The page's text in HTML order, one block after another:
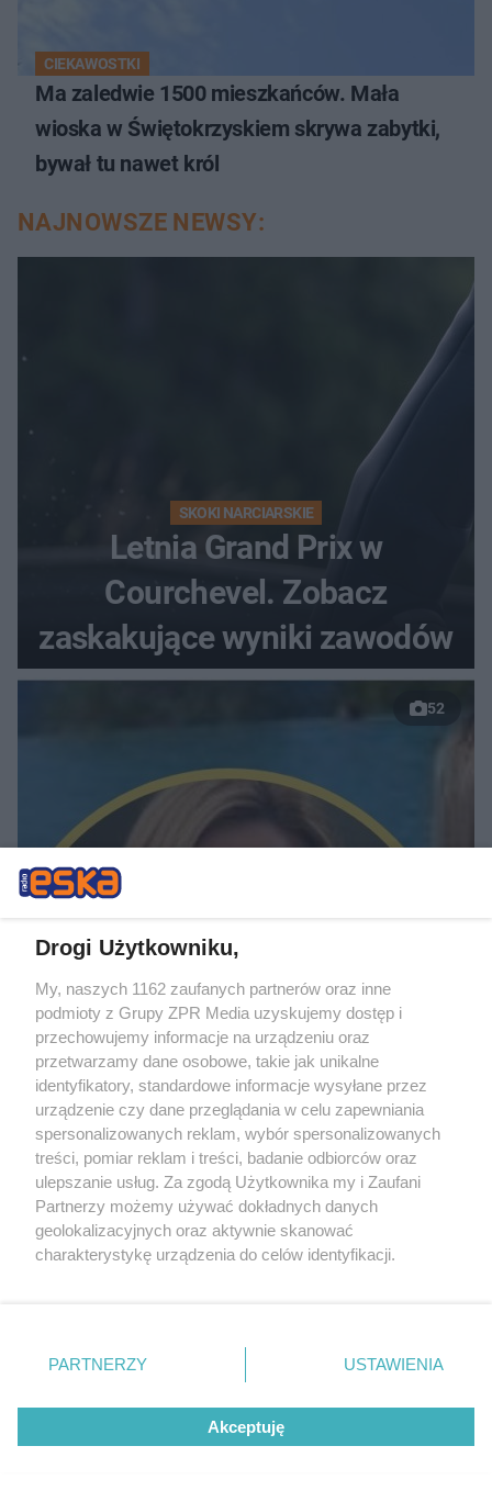
CIEKAWOSTKI
Ma zaledwie 1500 mieszkańców. Mała
wioska w Świętokrzyskiem skrywa zabytki,
bywał tu nawet król
NAJNOWSZE NEWSY:
SKOKI NARCIARSKIE
Letnia Grand Prix w
Courchevel. Zobacz
zaskakujące wyniki zawodów
52
Alicja Kuś zachwyca
internautów. 45-letnia mama
mistrzyni wygląda
zjawiskowo
Challenger ATP w Kozerkach.
Wielki sukces polskiego
Drogi Użytkowniku,
My, naszych 1162 zaufanych partnerów oraz inne
podmioty z Grupy ZPR Media uzyskujemy dostęp i
przechowujemy informacje na urządzeniu oraz
przetwarzamy dane osobowe, takie jak unikalne
identyfikatory, standardowe informacje wysyłane przez
urządzenie czy dane przeglądania w celu zapewniania
spersonalizowanych reklam, wybór spersonalizowanych
treści, pomiar reklam i treści, badanie odbiorców oraz
ulepszanie usług. Za zgodą Użytkownika my i Zaufani
Partnerzy możemy używać dokładnych danych
geolokalizacyjnych oraz aktywnie skanować
charakterystykę urządzenia do celów identyfikacji.
zmienić/wycofać klikając przycisk ustawień prywatności
znajdujący się w lewym dolnym rogu strony
rodzaje przetwarzania danych nie wymagają zgody
użytkownika, ale masz prawo sprzeciwić się takiemu
przetwarzaniu. Preferencje będą miały zastosowanie tylko
PARTNERZY USTAWIENIA
Akceptuję